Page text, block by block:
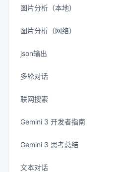
图片分析（本地）
图片分析（网络）
json输出
多轮对话
联网搜索
Gemini 3 开发者指南
Gemini 3 思考总结
文本对话